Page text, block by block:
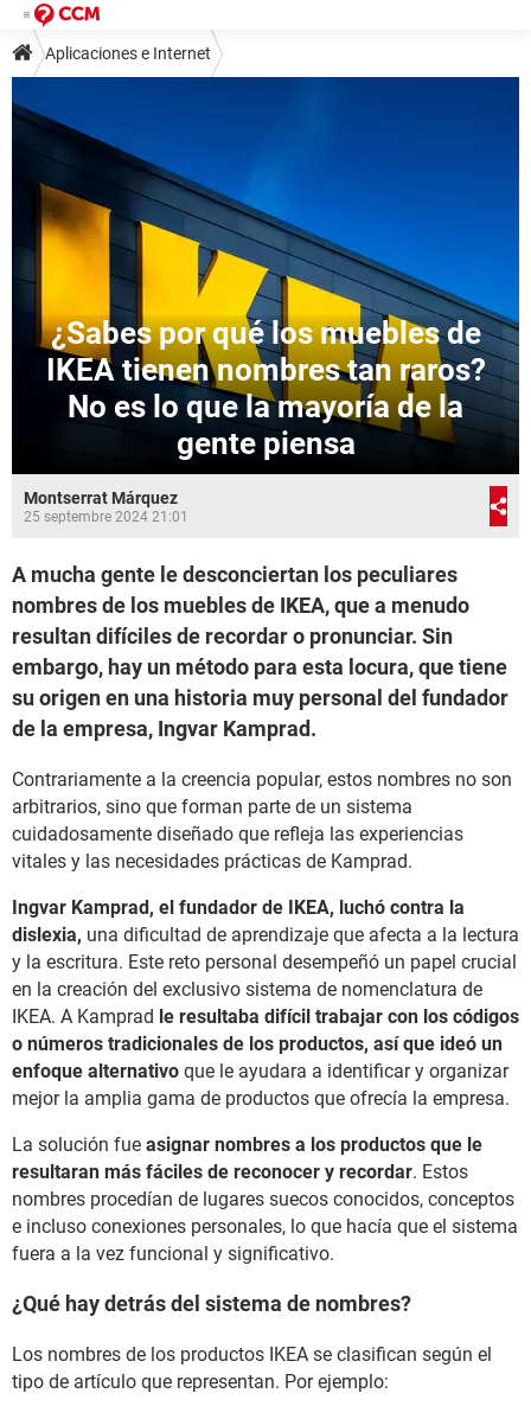
Aplicaciones e Internet
¿Sabes por qué los muebles de
IKEA tienen nombres tan raros?
No es lo que la mayoría de la
gente piensa
Montserrat Márquez
25 septembre 2024 21:01
A mucha gente le desconciertan los peculiares
nombres de los muebles de IKEA, que a menudo
resultan difíciles de recordar o pronunciar. Sin
embargo, hay un método para esta locura, que tiene
su origen en una historia muy personal del fundador
de la empresa, Ingvar Kamprad.
Contrariamente a la creencia popular, estos nombres no son
arbitrarios, sino que forman parte de un sistema
cuidadosamente diseñado que refleja las experiencias
vitales y las necesidades prácticas de Kamprad.
Ingvar Kamprad, el fundador de IKEA, luchó contra la
dislexia, una dificultad de aprendizaje que afecta a la lectura
y la escritura. Este reto personal desempeñó un papel crucial
en la creación del exclusivo sistema de nomenclatura de
IKEA. A Kamprad le resultaba difícil trabajar con los códigos
o números tradicionales de los productos, así que ideó un
enfoque alternativo que le ayudara a identificar y organizar
mejor la amplia gama de productos que ofrecía la empresa.
La solución fue asignar nombres a los productos que le
resultaran más fáciles de reconocer y recordar. Estos
nombres procedían de lugares suecos conocidos, conceptos
e incluso conexiones personales, lo que hacía que el sistema
fuera a la vez funcional y significativo.
¿Qué hay detrás del sistema de nombres?
Los nombres de los productos IKEA se clasifican según el
tipo de artículo que representan. Por ejemplo: